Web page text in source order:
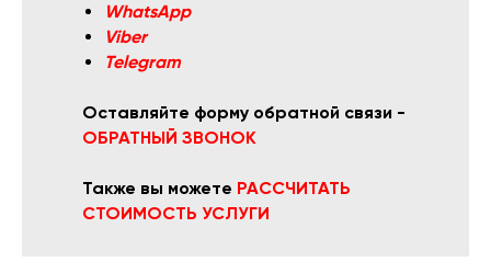
WhatsApp
Viber
Telegram
Оставляйте форму обратной связи -
ОБРАТНЫЙ ЗВОНОК
Также вы можете РАССЧИТАТЬ
СТОИМОСТЬ УСЛУГИ